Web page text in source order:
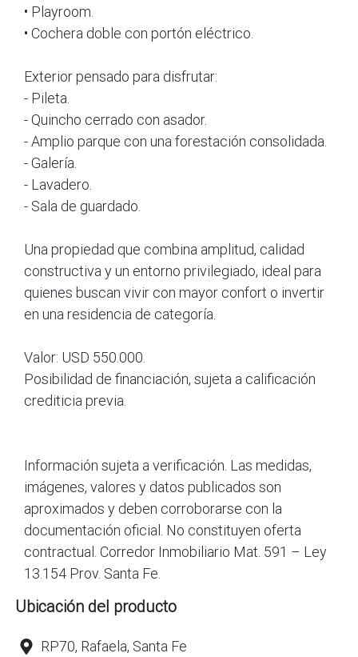
• Playroom.
• Cochera doble con portón eléctrico.
Exterior pensado para disfrutar:
- Pileta.
- Quincho cerrado con asador.
- Amplio parque con una forestación consolidada.
- Galería.
- Lavadero.
- Sala de guardado.
Una propiedad que combina amplitud, calidad
constructiva y un entorno privilegiado, ideal para
quienes buscan vivir con mayor confort o invertir
en una residencia de categoría.
Valor: USD 550.000.
Posibilidad de financiación, sujeta a calificación
crediticia previa.
Información sujeta a verificación. Las medidas,
imágenes, valores y datos publicados son
aproximados y deben corroborarse con la
documentación oficial. No constituyen oferta
contractual. Corredor Inmobiliario Mat. 591 – Ley
13.154 Prov. Santa Fe.
Ubicación del producto
RP70, Rafaela, Santa Fe